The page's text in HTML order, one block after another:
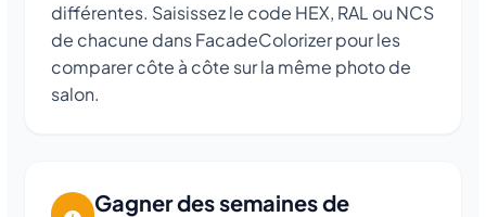
différentes. Saisissez le code HEX, RAL ou NCS
de chacune dans FacadeColorizer pour les
comparer côte à côte sur la même photo de
salon.
Gagner des semaines de